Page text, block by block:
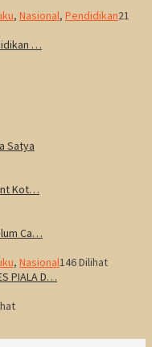
, Nasional, Pendidikan21
…
Satya
Kot…
Ca…
, Nasional146 Dilihat
PIALA D…